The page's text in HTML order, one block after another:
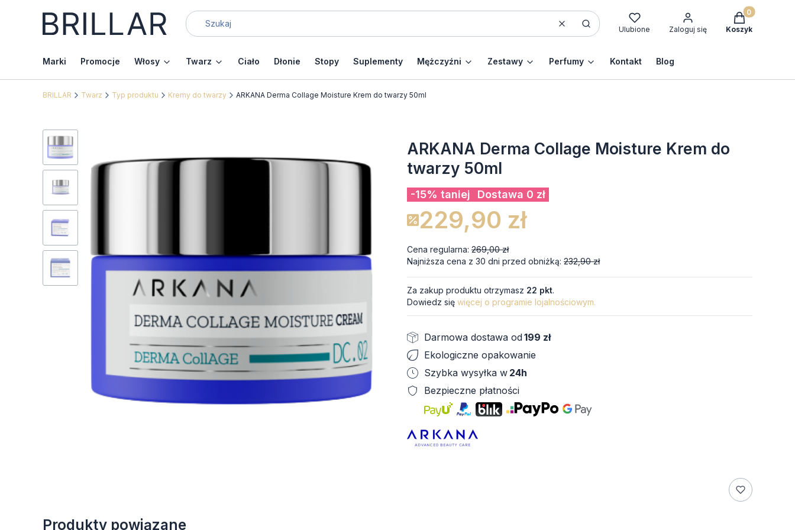
WyczyśćSzukaj Ulubione Zaloguj się
Produkty w
Koszyk
Marki Promocje Włosy Twarz Ciało Dłonie Stopy Suplementy Mężczyźni Zestawy Perfumy Kontakt Blog
BRILLAR Twarz Typ produktu Kremy do twarzy ARKANA Derma Collage Moisture Krem do twarzy 50ml
ARKANA Derma Collage Moisture Krem do
twarzy 50ml
-15% taniej Dostawa 0 zł
229,90 zł
Cena regularna: 269,00 zł
Najniższa cena z 30 dni przed obniżką: 232,90 zł
Za zakup produktu otrzymasz 22 pkt.
Dowiedz się więcej o programie lojalnościowym.
Darmowa dostawa od199 zł
Ekologiczne opakowanie
Szybka wysyłka w 24h
Bezpieczne płatności
Produkty powiązane